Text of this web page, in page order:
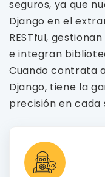
seguros, ya que
Django en el
RESTful,
e integran
Cuando contrata
Django, tiene la
precisión en cada